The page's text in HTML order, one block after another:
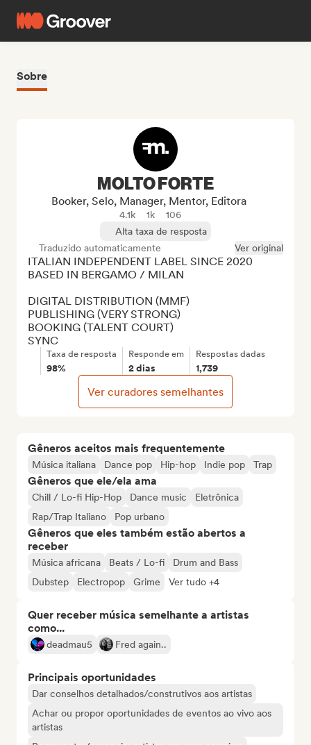
Sobre
Gêneros aceitos mais frequentemente
Música italiana Dance pop Hip-hop Indie pop Trap
Gêneros que ele/ela ama
Chill / Lo-fi Hip-Hop Dance music
Eletrônica
Rap/Trap Italiano
Pop urbano
Gêneros que eles também estão abertos a
receber
Música africana Beats / Lo-fi
Drum and Bass
Dubstep
Electropop Grime Ver tudo +4
Quer receber música semelhante a artistas
como...
deadmau5 Fred again..
Principais oportunidades
Dar conselhos detalhados/construtivos aos artistas
Achar ou propor oportunidades de eventos ao vivo aos
artistas
MOLTO FORTE
Booker, Selo, Manager, Mentor, Editora
4.1k 1k
106
Alta taxa de resposta
Traduzido automaticamente
Ver original
ITALIAN INDEPENDENT LABEL SINCE 2020
BASED IN BERGAMO / MILAN
DIGITAL DISTRIBUTION (MMF)
PUBLISHING (VERY STRONG)
BOOKING (TALENT COURT)
SYNC
Taxa de resposta
98%
Responde em
2 dias
Respostas dadas
1,739
Ver curadores semelhantes